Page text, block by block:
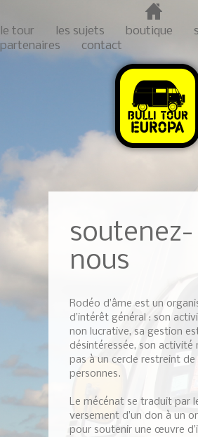
le tour les sujets boutique
partenaires
contact
soutenez-
nous
Rodéo d’âme est un
d’intérêt général : son
non lucrative, sa gestion
désintéressée, son activité
pas à un cercle restreint de
personnes.
Le mécénat se traduit par
versement d’un don à un
pour soutenir une œuvre